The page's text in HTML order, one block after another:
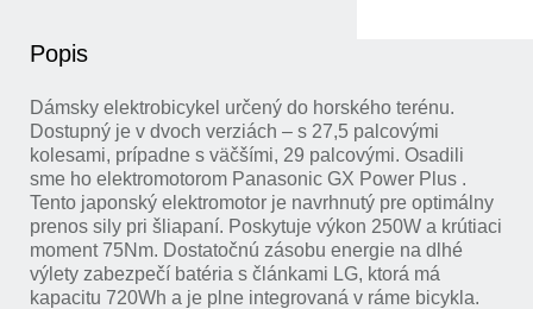
Popis
Dámsky elektrobicykel určený do horského terénu.
Dostupný je v dvoch verziách – s 27,5 palcovými
kolesami, prípadne s väčšími, 29 palcovými. Osadili
sme ho elektromotorom Panasonic GX Power Plus .
Tento japonský elektromotor je navrhnutý pre optimálny
prenos sily pri šliapaní. Poskytuje výkon 250W a krútiaci
moment 75Nm. Dostatočnú zásobu energie na dlhé
výlety zabezpečí batéria s článkami LG, ktorá má
kapacitu 720Wh a je plne integrovaná v ráme bicykla.